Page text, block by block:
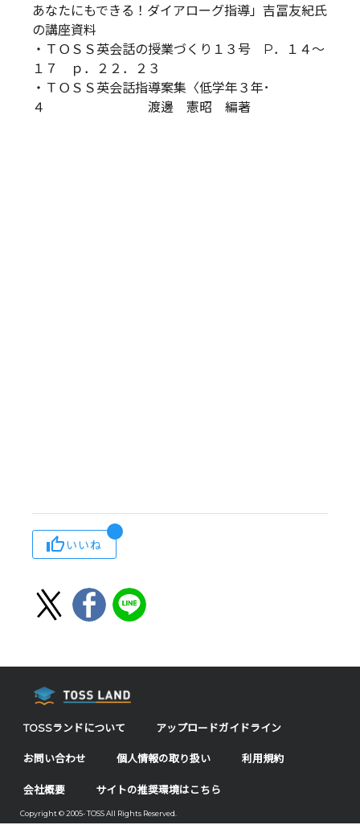
あなたにもできる！ダイアローグ指導」吉冨友紀氏
の講座資料
・ＴＯＳＳ英会話の授業づくり１３号 P．１４～
１７ ｐ．２２．２３
・ＴＯＳＳ英会話指導案集〈低学年３年･
４ 渡邊 憲昭 編著
いいね
TOSSランドについて アップロードガイドライン
お問い合わせ 個人情報の取り扱い 利用規約
会社概要 サイトの推奨環境はこちら
Copyright © 2005- TOSS All Rights Reserved.